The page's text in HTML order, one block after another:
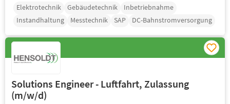
Elektrotechnik Gebäudetechnik
Inbetriebnahme
Instandhaltung
Messtechnik SAP DC-Bahnstromversorgung
Solutions Engineer - Luftfahrt, Zulassung
(m/w/d)